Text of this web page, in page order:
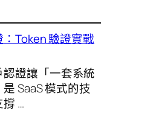
Token 驗證實戰
證讓「一套系統
SaaS 模式的技
…